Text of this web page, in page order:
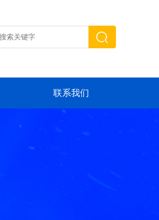
联系我们